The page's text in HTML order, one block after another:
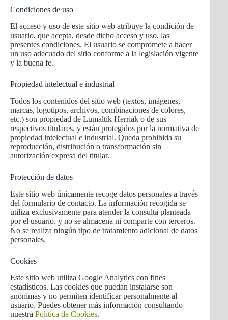
Condiciones de uso
El acceso y uso de este sitio web atribuye la condición de
usuario, que acepta, desde dicho acceso y uso, las
presentes condiciones. El usuario se compromete a hacer
un uso adecuado del sitio conforme a la legislación vigente
y la buena fe.
Propiedad intelectual e industrial
Todos los contenidos del sitio web (textos, imágenes,
marcas, logotipos, archivos, combinaciones de colores,
etc.) son propiedad de Lumaltik Herriak o de sus
respectivos titulares, y están protegidos por la normativa de
propiedad intelectual e industrial. Queda prohibida su
reproducción, distribución o transformación sin
autorización expresa del titular.
Protección de datos
Este sitio web únicamente recoge datos personales a través
del formulario de contacto. La información recogida se
utiliza exclusivamente para atender la consulta planteada
por el usuario, y no se almacena ni comparte con terceros.
No se realiza ningún tipo de tratamiento adicional de datos
personales.
Cookies
Este sitio web utiliza Google Analytics con fines
estadísticos. Las cookies que puedan instalarse son
anónimas y no permiten identificar personalmente al
usuario. Puedes obtener más información consultando
nuestra Política de Cookies.